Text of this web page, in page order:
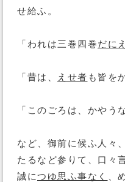
せ給ふ。
「われは三巻四巻だにえ
「昔は、 えせ者 も皆を
「このごろは、かやう
など、御前に候ふ人々
たるなど参りて、口々
誠につゆ思ふ事なく 、